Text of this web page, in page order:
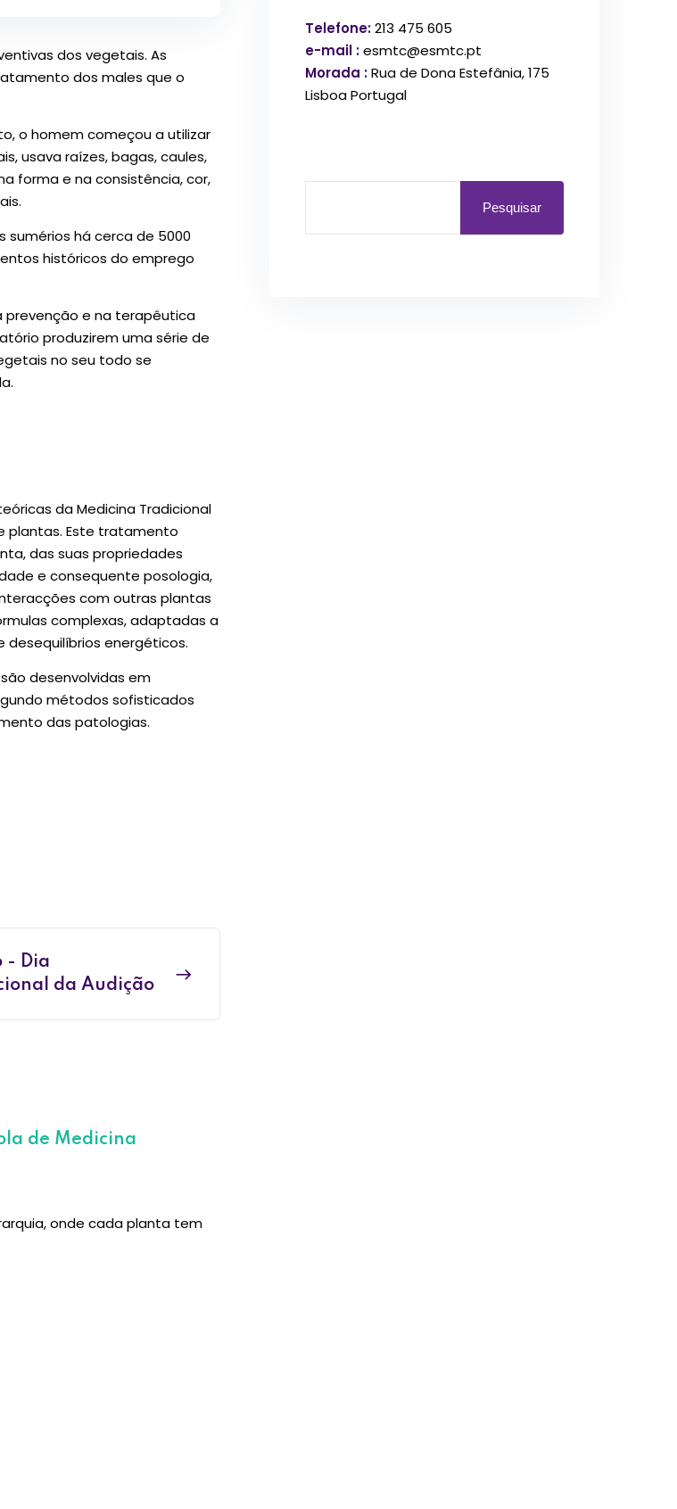
dos vegetais. As
dos males que o
o homem começou a utilizar
usava raízes, bagas, caules,
forma e na consistência, cor,
há cerca de 5000
históricos do emprego
prevenção e na terapêutica
produzirem uma série de
no seu todo se
da Medicina Tradicional
plantas. Este tratamento
das suas propriedades
e consequente posologia,
com outras plantas
complexas, adaptadas a
energéticos.
desenvolvidas em
métodos sofisticados
das patologias.
- Dia
da Audição
de Medicina
onde cada planta tem
Telefone:213 475 605
e-mail :esmtc@esmtc.pt
Morada :Rua de Dona Estefânia, 175
Lisboa Portugal
Pesquisar